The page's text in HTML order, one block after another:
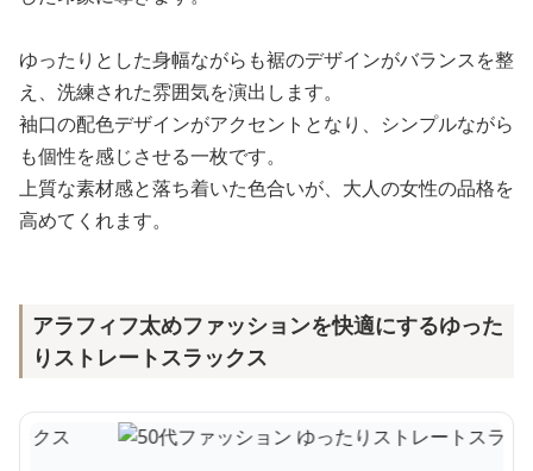
ゆったりとした身幅ながらも裾のデザインがバランスを整
え、洗練された雰囲気を演出します。
袖口の配色デザインがアクセントとなり、シンプルながら
も個性を感じさせる一枚です。
上質な素材感と落ち着いた色合いが、大人の女性の品格を
高めてくれます。
アラフィフ太めファッションを快適にするゆった
りストレートスラックス